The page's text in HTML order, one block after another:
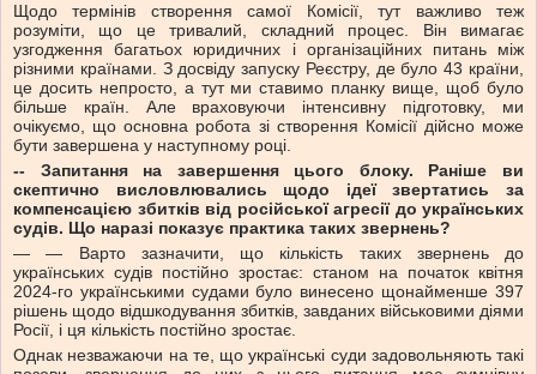
Щодо термінів створення самої Комісії, тут важливо теж
розуміти, що це тривалий, складний процес. Він вимагає
узгодження багатьох юридичних і організаційних питань між
різними країнами. З досвіду запуску Реєстру, де було 43 країни,
це досить непросто, а тут ми ставимо планку вище, щоб було
більше країн. Але враховуючи інтенсивну підготовку, ми
очікуємо, що основна робота зі створення Комісії дійсно може
бути завершена у наступному році.
-- Запитання на завершення цього блоку. Раніше ви
скептично висловлювались щодо ідеї звертатись за
компенсацією збитків від російської агресії до українських
судів. Що наразі показує практика таких звернень?
— — Варто зазначити, що кількість таких звернень до
українських судів постійно зростає: станом на початок квітня
2024-го українськими судами було винесено щонайменше 397
рішень щодо відшкодування збитків, завданих військовими діями
Росії, і ця кількість постійно зростає.
Однак незважаючи на те, що українські суди задовольняють такі